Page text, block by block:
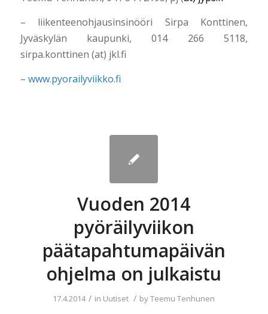
– liikenteenohjausinsinööri Sirpa Konttinen,
Jyväskylän kaupunki, 014 266 5118,
sirpa.konttinen (at) jkl.fi
– www.pyorailyviikko.fi
Vuoden 2014
pyöräilyviikon
päätapahtumapäivän
ohjelma on julkaistu
17.4.2014 / in Uutiset / byTeemu Tenhunen